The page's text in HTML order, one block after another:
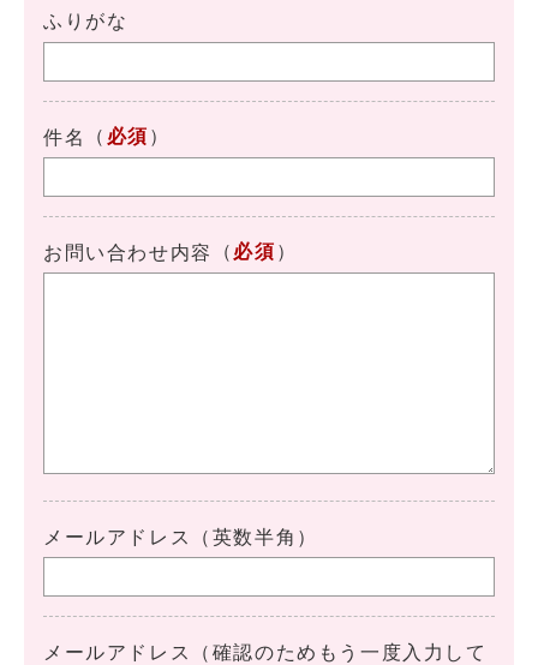
ふりがな
件名 （ 必須 ）
お問い合わせ内容 （ 必須 ）
メールアドレス（英数半角）
メールアドレス（確認のためもう一度入力して